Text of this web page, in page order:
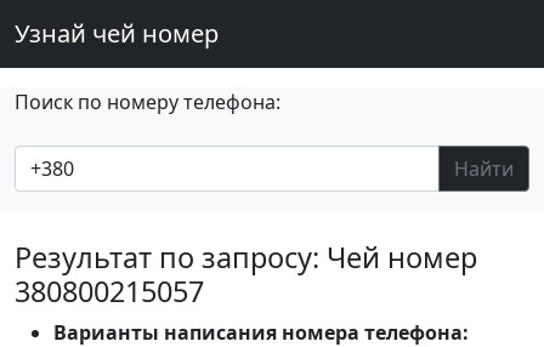
Узнай чей номер
Поиск по номеру телефона:
Найти
Результат по запросу: Чей номер
380800215057
Варианты написания номера телефона: